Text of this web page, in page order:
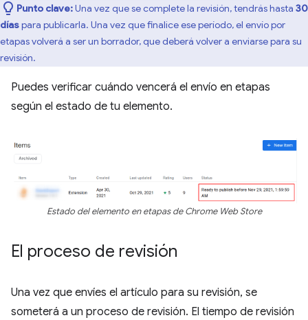
Punto clave:Una vez que se complete la revisión, tendrás hasta 30
díaspara publicarla. Una vez que finalice ese período, el envío por
etapas volverá a ser un borrador, que deberá volver a enviarse para su
revisión.
Puedes verificar cuándo vencerá el envío en etapas
según el estado de tu elemento.
Estado del elemento en etapas de Chrome Web Store
El proceso de revisión
Una vez que envíes el artículo para su revisión, se
someterá a un proceso de revisión. El tiempo de revisión